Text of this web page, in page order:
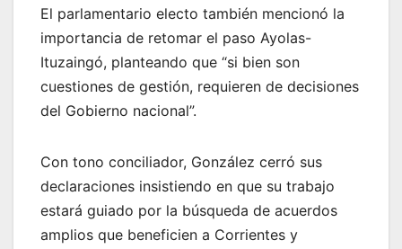
El parlamentario electo también mencionó la
importancia de retomar el paso Ayolas-
Ituzaingó, planteando que “si bien son
cuestiones de gestión, requieren de decisiones
del Gobierno nacional”.
Con tono conciliador, González cerró sus
declaraciones insistiendo en que su trabajo
estará guiado por la búsqueda de acuerdos
amplios que beneficien a Corrientes y